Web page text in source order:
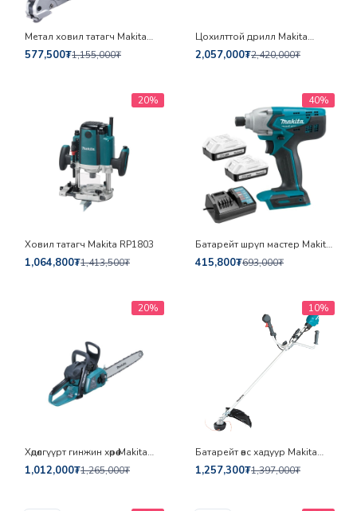
Метал ховил татагч Makita
JS1601
577,500₮1,155,000₮
Цохилттой дрилл Makita
HR4013C
2,057,000₮2,420,000₮
20%
Ховил татагч Makita RP1803
1,064,800₮1,413,500₮
40%
Батарейт шрүп мастер Makita
M6901DWEG
415,800₮693,000₮
20%
Хөдөлгүүрт гинжин хөрөө Makita
EA3201S40B
1,012,000₮1,265,000₮
10%
Батарейт өвс хадуур Makita
UR101CZ
1,257,300₮1,397,000₮